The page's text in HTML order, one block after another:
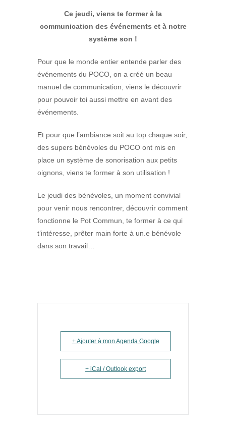
Ce jeudi, viens te former à la
communication des événements et à notre
système son !
Pour que le monde entier entende parler des
événements du POCO, on a créé un beau
manuel de communication, viens le découvrir
pour pouvoir toi aussi mettre en avant des
événements.
Et pour que l’ambiance soit au top chaque soir,
des supers bénévoles du POCO ont mis en
place un système de sonorisation aux petits
oignons, viens te former à son utilisation !
Le jeudi des bénévoles, un moment convivial
pour venir nous rencontrer, découvrir comment
fonctionne le Pot Commun, te former à ce qui
t’intéresse, prêter main forte à un.e bénévole
dans son travail…
+ Ajouter à mon Agenda Google
+ iCal / Outlook export